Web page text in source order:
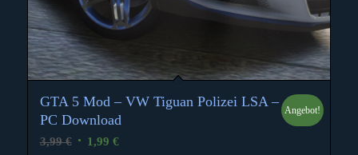
GTA 5 Mod – VW Tiguan Polizei LSA –
PC Download
3,99€ Ursprünglicher
1,99 €Aktueller
Angebot!